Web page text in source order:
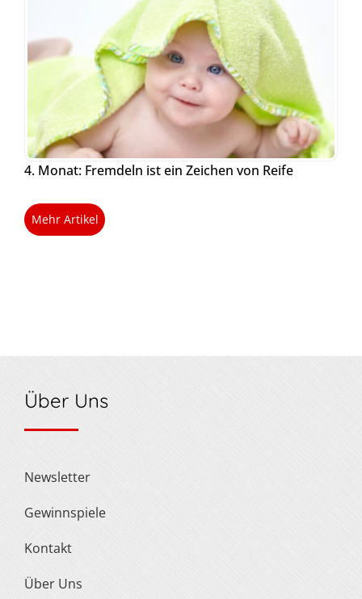
4. Monat: Fremdeln ist ein Zeichen von Reife
Mehr Artikel
Über Uns
Newsletter
Gewinnspiele
Kontakt
Über Uns